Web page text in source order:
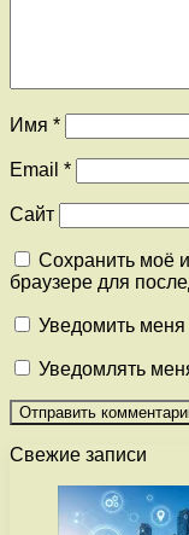
Имя *
Email *
Сайт
Сохранить моё
браузере для
Уведомить
Уведомлять
Свежие записи